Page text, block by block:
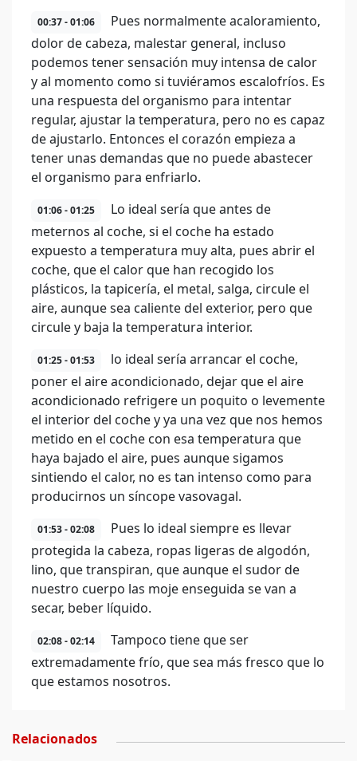
00:37 - 01:06
Pues normalmente acaloramiento,
dolor de cabeza, malestar general, incluso
podemos tener sensación muy intensa de calor
y al momento como si tuviéramos escalofríos. Es
una respuesta del organismo para intentar
regular, ajustar la temperatura, pero no es capaz
de ajustarlo. Entonces el corazón empieza a
tener unas demandas que no puede abastecer
el organismo para enfriarlo.
01:06 - 01:25
Lo ideal sería que antes de
meternos al coche, si el coche ha estado
expuesto a temperatura muy alta, pues abrir el
coche, que el calor que han recogido los
plásticos, la tapicería, el metal, salga, circule el
aire, aunque sea caliente del exterior, pero que
circule y baja la temperatura interior.
01:25 - 01:53
lo ideal sería arrancar el coche,
poner el aire acondicionado, dejar que el aire
acondicionado refrigere un poquito o levemente
el interior del coche y ya una vez que nos hemos
metido en el coche con esa temperatura que
haya bajado el aire, pues aunque sigamos
sintiendo el calor, no es tan intenso como para
producirnos un síncope vasovagal.
01:53 - 02:08
Pues lo ideal siempre es llevar
protegida la cabeza, ropas ligeras de algodón,
lino, que transpiran, que aunque el sudor de
nuestro cuerpo las moje enseguida se van a
secar, beber líquido.
02:08 - 02:14
Tampoco tiene que ser
extremadamente frío, que sea más fresco que lo
que estamos nosotros.
Relacionados